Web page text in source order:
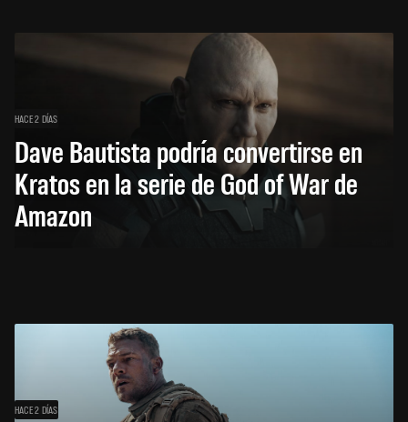
HACE 2 DÍAS
Dave Bautista podría convertirse en
Kratos en la serie de God of War de
Amazon
HACE 2 DÍAS